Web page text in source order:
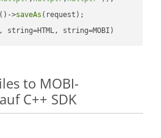
()->saveAs (request);
string=HTML, string=MOBI)
to MOBI-
C++ SDK